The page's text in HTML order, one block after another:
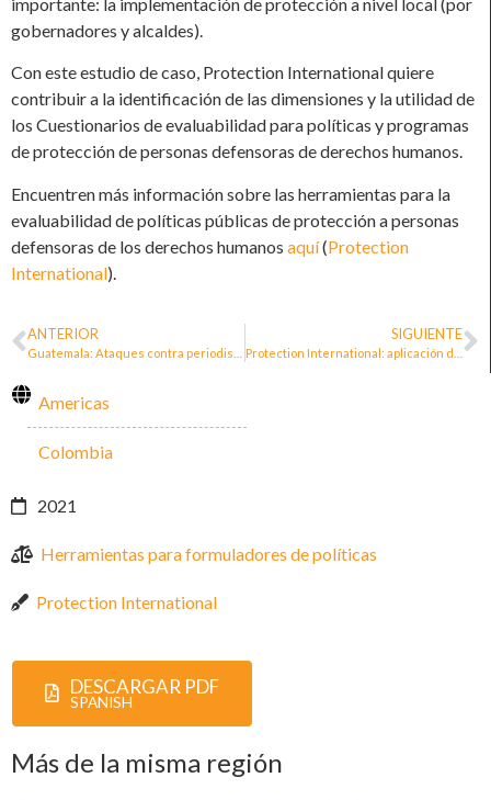
gobernadores y alcaldes).
Con este estudio de caso, Protection International quiere
contribuir a la identificación de las dimensiones y la utilidad de
los Cuestionarios de evaluabilidad para políticas y programas
de protección de personas defensoras de derechos humanos.
Encuentren más información sobre las herramientas para la
evaluabilidad de políticas públicas de protección a personas
defensoras de los derechos humanos aquí(Protection
International).
ANTERIOR SIGUIENTE
Americas
Colombia
2021
Herramientas para formuladores de políticas
Protection International
DESCARGAR PDF
SPANISH
Más de la misma región